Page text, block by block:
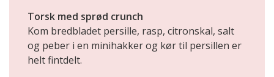
Torsk med sprød crunch
Kom bredbladet persille, rasp, citronskal, salt
og peber i en minihakker og kør til persillen er
helt fintdelt.